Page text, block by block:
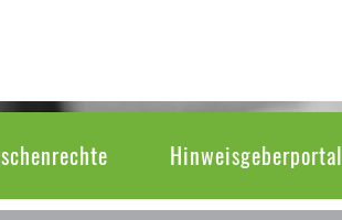
Hinweisgeberportal